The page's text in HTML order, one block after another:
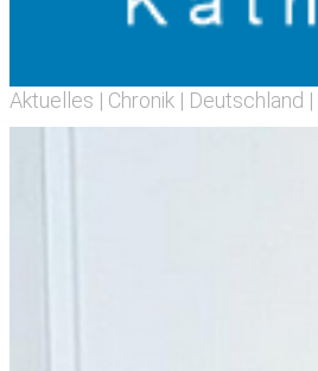
Aktuelles | Chronik | Deutschland |